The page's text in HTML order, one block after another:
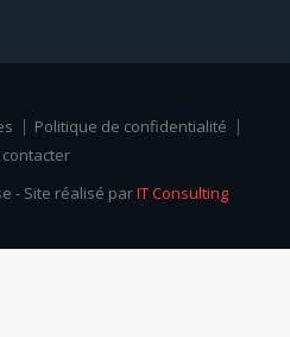
Politique de confidentialité
- Site réalisé parIT Consulting